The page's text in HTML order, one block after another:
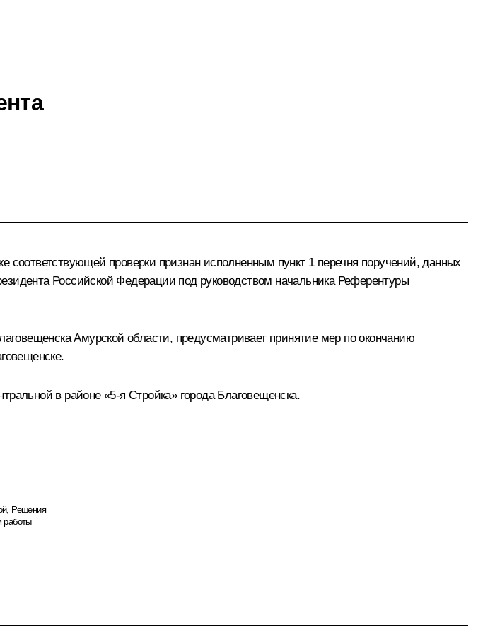
соответствующей проверки признан исполненным пункт 1 перечня поручений, данных
Российской Федерации под руководством начальника Референтуры
Амурской области, предусматривает принятие мер по окончанию
в районе «5-я Стройка» города Благовещенска.
, Решения
работы